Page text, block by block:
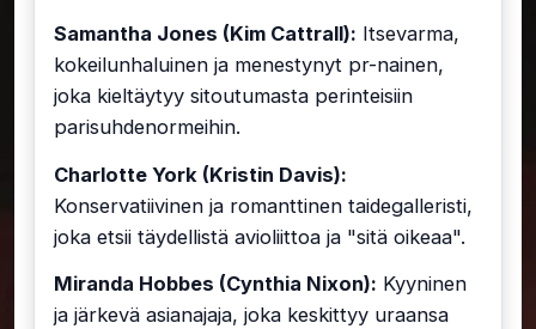
Samantha Jones (Kim Cattrall): Itsevarma,
kokeilunhaluinen ja menestynyt pr-nainen,
joka kieltäytyy sitoutumasta perinteisiin
parisuhdenormeihin.
Charlotte York (Kristin Davis):
Konservatiivinen ja romanttinen taidegalleristi,
joka etsii täydellistä avioliittoa ja "sitä oikeaa".
Miranda Hobbes (Cynthia Nixon): Kyyninen
ja järkevä asianajaja, joka keskittyy uraansa